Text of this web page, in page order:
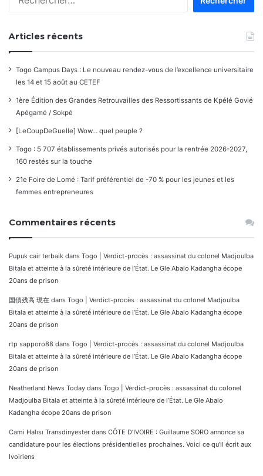
Articles récents
Togo Campus Days : Le nouveau rendez-vous de l’excellence universitaire
les 14 et 15 août au CETEF
1ère Édition des Grandes Retrouvailles des Ressortissants de Kpélé Govié
Apégamé / Sokpé
[LeCoupDeGuelle] Wow… quel peuple ?
Togo : 5 707 établissements privés autorisés pour la rentrée 2026-2027,
160 restés sur la touche
21e Foire de Lomé : Tarif préférentiel de -70 % pour les jeunes et les
femmes entrepreneures
Commentaires récents
Pupuk cair terbaik dans Togo | Verdict-procès : assassinat du colonel Madjoulba
Bitala et atteinte à la sûreté intérieure de l’État. Le Gle Abalo Kadangha écope
20ans de prison
国債残高 現在 dans Togo | Verdict-procès : assassinat du colonel Madjoulba
Bitala et atteinte à la sûreté intérieure de l’État. Le Gle Abalo Kadangha écope
20ans de prison
rtp sapporo88 dans Togo | Verdict-procès : assassinat du colonel Madjoulba
Bitala et atteinte à la sûreté intérieure de l’État. Le Gle Abalo Kadangha écope
20ans de prison
Neatherland News Today dans Togo | Verdict-procès : assassinat du colonel
Madjoulba Bitala et atteinte à la sûreté intérieure de l’État. Le Gle Abalo
Kadangha écope 20ans de prison
Cami Halısı Transdinyester dans CÔTE D’IVOIRE : Guillaume SORO annonce sa
candidature pour les élections présidentielles prochaines. Voici ce qu’il écrit aux
Ivoiriens